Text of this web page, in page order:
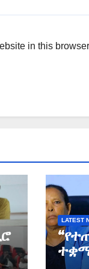
in this
LATEST